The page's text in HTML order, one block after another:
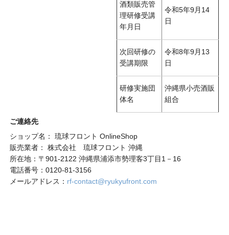
酒類販売管
理研修受講
年月日
令和5年9月14
日
次回研修の
受講期限
令和8年9月13
日
研修実施団
体名
沖縄県小売酒販
組合
ご連絡先
ショップ名： 琉球フロント OnlineShop
販売業者： 株式会社 琉球フロント 沖縄
所在地：〒901-2122 沖縄県浦添市勢理客3丁目1－16
電話番号：0120-81-3156
メールアドレス： rf-contact@ryukyufront.com